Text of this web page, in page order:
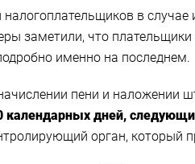
в
заметили, что
именно на последнем.
пени и наложении
дней,
орган, который